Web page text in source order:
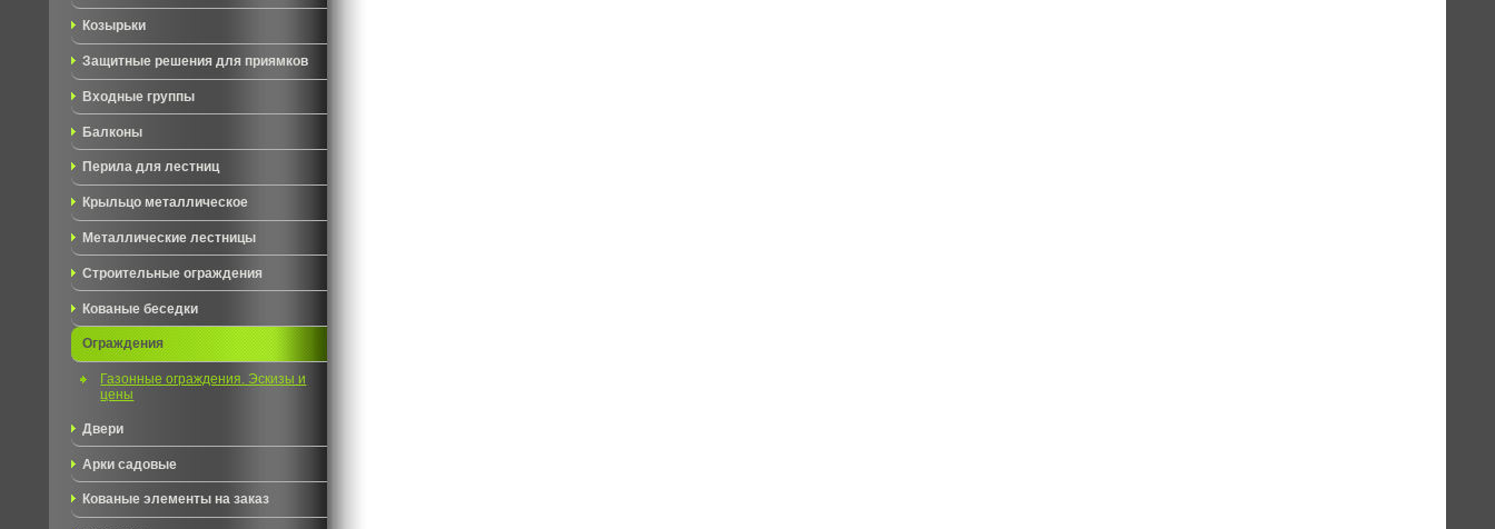
Козырьки
Защитные решения для приямков
Входные группы
Балконы
Перила для лестниц
Крыльцо металлическое
Металлические лестницы
Строительные ограждения
Кованые беседки
Ограждения
Газонные ограждения. Эскизы и
цены
Двери
Арки садовые
Кованые элементы на заказ